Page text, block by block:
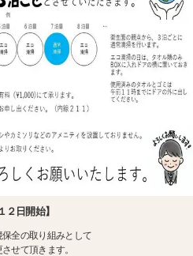
日開始】
全の取り組みとして
せて頂きます。